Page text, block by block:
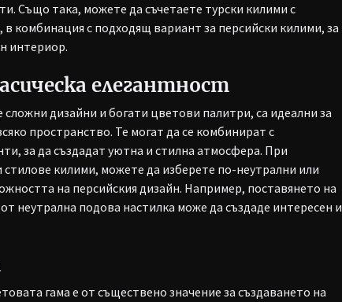
Също така, можете да съчетаете турски килими с
комбинация с подходящ вариант за персийски килими, за
интериор.
елегантност
дизайни и богати цветови палитри, са идеални за
пространство. Те могат да се комбинират с
за да създадат уютна и стилна атмосфера. При
стилове килими, можете да изберете по-неутрални или
на персийския дизайн. Например, поставянето на
неутрална подова настилка може да създаде интересен и
гама е от съществено значение за създаването на